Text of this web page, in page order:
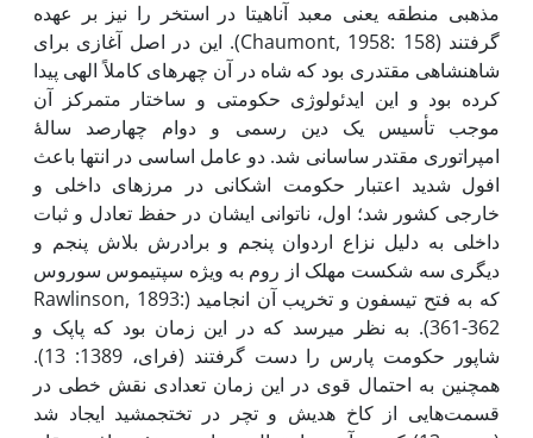
مذهبی منطقه یعنی معبد آناهیتا در استخر را نیز بر عهده
گرفتند (Chaumont, 1958: 158). این در اصل آغازی برای
شاهنشاهی مقتدری بود که شاه در آن چهره­ای کاملاً الهی پیدا
کرده بود و این ایدئولوژی حکومتی و ساختار متمرکز آن
موجب تأسیس یک دین رسمی و دوام چهارصد سالۀ
امپراتوری مقتدر ساسانی شد. دو عامل اساسی در انتها باعث
افول شدید اعتبار حکومت اشکانی در مرزهای داخلی و
خارجی کشور شد؛ اول، ناتوانی ایشان در حفظ تعادل و ثبات
داخلی به دلیل نزاع اردوان پنجم و برادرش بلاش پنجم و
دیگری سه شکست مهلک از روم به ویژه سپتیموس سوروس
که به فتح تیسفون و تخریب آن انجامید (Rawlinson, 1893:
361-362). به نظر می­رسد که در این زمان بود که پاپک و
شاپور حکومت پارس را دست گرفتند (فرای، 1389: 13).
همچنین به احتمال قوی در این زمان تعدادی نقش خطی در
قسمت‌هایی از کاخ هدیش و تچر در تخت­جمشید ایجاد شد